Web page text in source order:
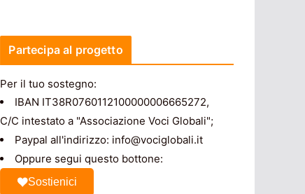
Partecipa al progetto
Per il tuo sostegno:
IBAN IT38R0760112100000006665272,
C/C intestato a "Associazione Voci Globali";
Paypal all'indirizzo: info@vociglobali.it
Oppure segui questo bottone:
Sostienici